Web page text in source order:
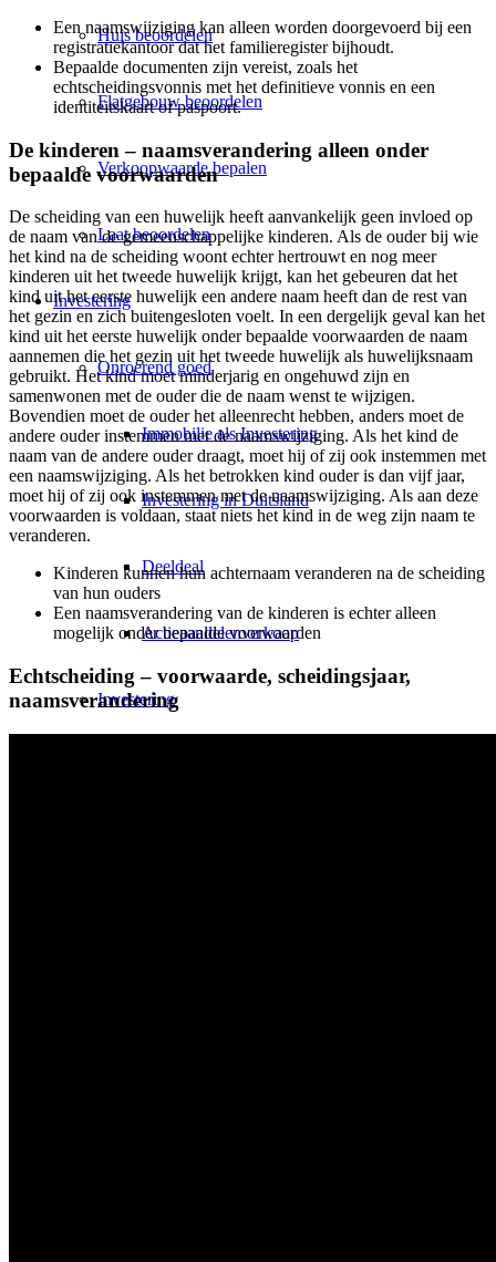
Huis beoordelen
Flatgebouw beoordelen
Verkoopwaarde bepalen
Laat beoordelen
Investering
Onroerend goed
Immobilie als Investering
Investering in Duitsland
Deeldeal
Actieaandelenverkoop
Investering
Een naamswijziging kan alleen worden doorgevoerd bij een
registratiekantoor dat het familieregister bijhoudt.
Bepaalde documenten zijn vereist, zoals het
echtscheidingsvonnis met het definitieve vonnis en een
identiteitskaart of paspoort.
De kinderen – naamsverandering alleen onder
bepaalde voorwaarden
De scheiding van een huwelijk heeft aanvankelijk geen invloed op
de naam van de gemeenschappelijke kinderen. Als de ouder bij wie
het kind na de scheiding woont echter hertrouwt en nog meer
kinderen uit het tweede huwelijk krijgt, kan het gebeuren dat het
kind uit het eerste huwelijk een andere naam heeft dan de rest van
het gezin en zich buitengesloten voelt. In een dergelijk geval kan het
kind uit het eerste huwelijk onder bepaalde voorwaarden de naam
aannemen die het gezin uit het tweede huwelijk als huwelijksnaam
gebruikt. Het kind moet minderjarig en ongehuwd zijn en
samenwonen met de ouder die de naam wenst te wijzigen.
Bovendien moet de ouder het alleenrecht hebben, anders moet de
andere ouder instemmen met de naamswijziging. Als het kind de
naam van de andere ouder draagt, moet hij of zij ook instemmen met
een naamswijziging. Als het betrokken kind ouder is dan vijf jaar,
moet hij of zij ook instemmen met de naamswijziging. Als aan deze
voorwaarden is voldaan, staat niets het kind in de weg zijn naam te
veranderen.
Kinderen kunnen hun achternaam veranderen na de scheiding
van hun ouders
Een naamsverandering van de kinderen is echter alleen
mogelijk onder bepaalde voorwaarden
Echtscheiding – voorwaarde, scheidingsjaar,
naamsverandering